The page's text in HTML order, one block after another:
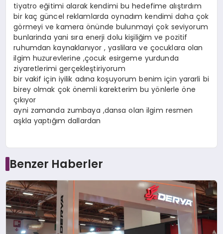
tiyatro eğitimi alarak kendimi bu hedefime alıştırdım
bir kaç güncel reklamlarda oynadım kendimi daha çok
görmeyi ve kamera önünde bulunmayi çok seviyorum
bunlarinda yani sıra enerji dolu kişiliğim ve pozitif
ruhumdan kaynaklanıyor , yaslilara ve çocuklara olan
ilgim huzurevlerine ,çocuk esirgeme yurdunda
ziyaretlerimi gerçekleştiriyorum
bir vakif için iyilik adına koşuyorum benim için yararli bi
birey olmak çok önemli karekterim bu yönlerle öne
çıkıyor
ayni zamanda zumbaya ,dansa olan ilgim resmen
aşkla yaptığım dallardan
Benzer Haberler